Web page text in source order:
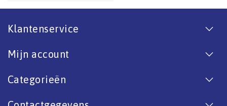
Klantenservice
Mijn account
Categorieën